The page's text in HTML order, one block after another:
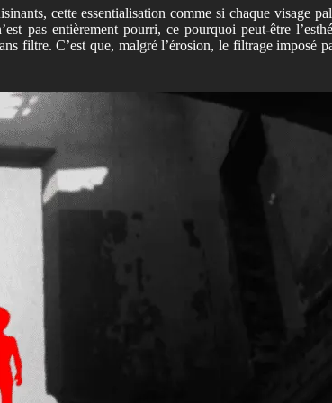
cette essentialisation comme si chaque visage
pas entièrement pourri, ce pourquoi peut-être
filtre. C’est que, malgré l’érosion, le filtrage imposé